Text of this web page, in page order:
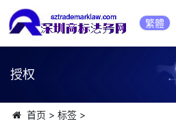
繁體
授权
首页 > 标签>